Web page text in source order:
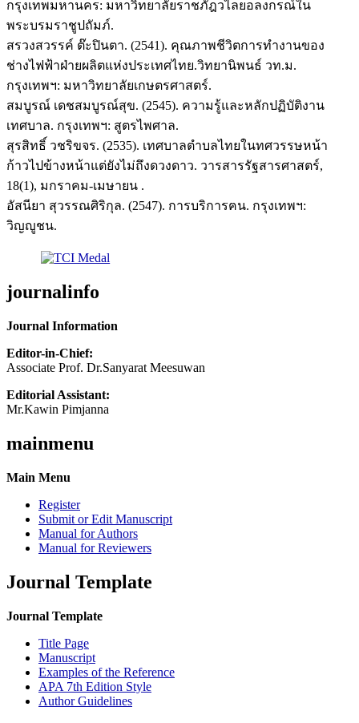
กรุงเทพมหานคร: มหาวิทยาลัยราชภัฎวไลยอลงกรณ์ใน
พระบรมราชูปถัมภ์.
สรวงสวรรค์ ต๊ะปินตา. (2541). คุณภาพชีวิตการทำงานของ
ช่างไฟฟ้าฝ่ายผลิตแห่งประเทศไทย.วิทยานิพนธ์ วท.ม.
กรุงเทพฯ: มหาวิทยาลัยเกษตรศาสตร์.
สมบูรณ์ เดชสมบูรณ์สุข. (2545). ความรู้และหลักปฏิบัติงาน
เทศบาล. กรุงเทพฯ: สูตรไพศาล.
สุรสิทธิ์ วชริขจร. (2535). เทศบาลตำบลไทยในทศวรรษหน้า
ก้าวไปข้างหน้าแต่ยังไม่ถึงดวงดาว. วารสารรัฐสารศาสตร์,
18(1), มกราคม-เมษายน .
อัสนียา สุวรรณศิริกุล. (2547). การบริการฅน. กรุงเทพฯ:
วิญญูชน.
journalinfo
Journal Information
Editor-in-Chief:
Associate Prof. Dr.Sanyarat Meesuwan
Editorial Assistant:
Mr.Kawin Pimjanna
mainmenu
Main Menu
Register
Submit or Edit Manuscript
Manual for Authors
Manual for Reviewers
Journal Template
Journal Template
Title Page
Manuscript
Examples of the Reference
APA 7th Edition Style
Author Guidelines